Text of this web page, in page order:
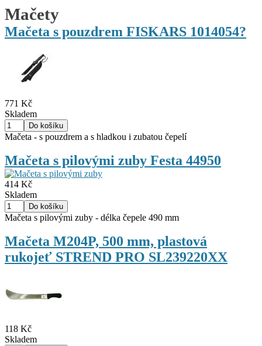
Mačety
Mačeta s pouzdrem FISKARS 1014054?
771 Kč
Skladem
Mačeta - s pouzdrem a s hladkou i zubatou čepelí
Mačeta s pilovými zuby Festa 44950
414 Kč
Skladem
Mačeta s pilovými zuby - délka čepele 490 mm
Mačeta M204P, 500 mm, plastová
rukojeť STREND PRO SL239220XX
118 Kč
Skladem